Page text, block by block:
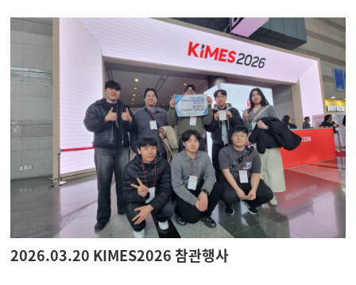
2026.03.20 KIMES2026 참관행사